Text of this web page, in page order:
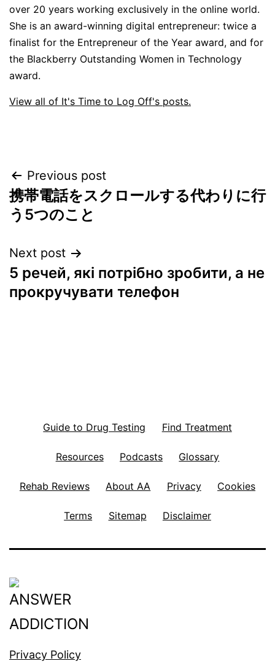
over 20 years working exclusively in the online world.
She is an award-winning digital entrepreneur: twice a
finalist for the Entrepreneur of the Year award, and for
the Blackberry Outstanding Women in Technology
award.
View all of It's Time to Log Off's posts.
Post
navigation
Previous post
携帯電話をスクロールする代わりに行
う5つのこと
Next post
5 речей, які потрібно зробити, а не
прокручувати телефон
Guide to Drug Testing Find Treatment
Resources Podcasts Glossary
Rehab Reviews About AA Privacy Cookies
Terms Sitemap Disclaimer
Privacy Policy